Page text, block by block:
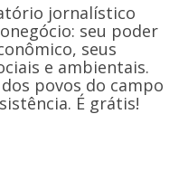
jornalístico
seu poder
seus
e ambientais.
povos do campo
É grátis!